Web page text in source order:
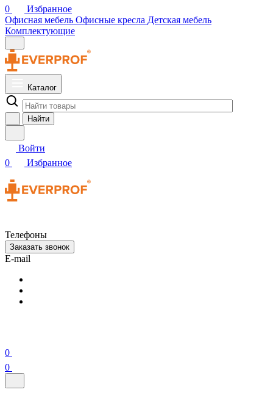
0
Избранное
Офисная мебель Офисные кресла Детская мебель
Комплектующие
Каталог
Найти
Войти
0
Избранное
Телефоны
Заказать звонок
E-mail
0
0